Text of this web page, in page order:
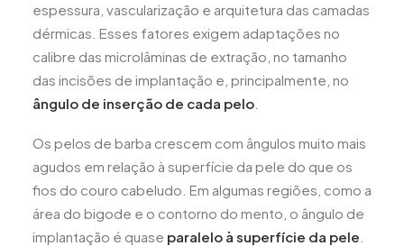
espessura, vascularização e arquitetura das camadas
dérmicas. Esses fatores exigem adaptações no
calibre das microlâminas de extração, no tamanho
das incisões de implantação e, principalmente, no
ângulo de inserção de cada pelo
Os pelos de barba crescem com ângulos muito mais
agudos em relação à superfície da pele do que os
fios do couro cabeludo. Em algumas regiões, como a
área do bigode e o contorno do mento, o ângulo de
implantação é quase paralelo à superfície da pele